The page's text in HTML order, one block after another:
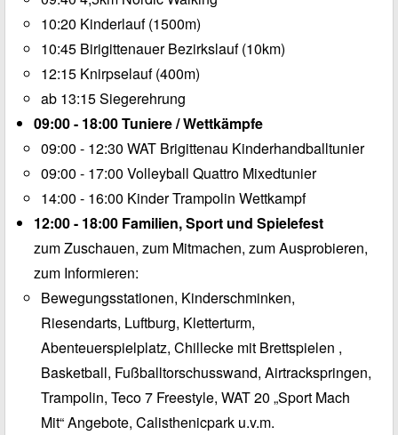
10:20 Kinderlauf (1500m)
10:45 Birigittenauer Bezirkslauf (10km)
12:15 Knirpselauf (400m)
ab 13:15 Siegerehrung
09:00 - 18:00 Tuniere / Wettkämpfe
09:00 - 12:30 WAT Brigittenau Kinderhandballtunier
09:00 - 17:00 Volleyball Quattro Mixedtunier
14:00 - 16:00 Kinder Trampolin Wettkampf
12:00 - 18:00 Familien, Sport und Spielefest
zum Zuschauen, zum Mitmachen, zum Ausprobieren,
zum Informieren:
Bewegungsstationen, Kinderschminken,
Riesendarts, Luftburg, Kletterturm,
Abenteuerspielplatz, Chillecke mit Brettspielen ,
Basketball, Fußballtorschusswand, Airtrackspringen,
Trampolin, Teco 7 Freestyle, WAT 20 „Sport Mach
Mit“ Angebote, Calisthenicpark u.v.m.